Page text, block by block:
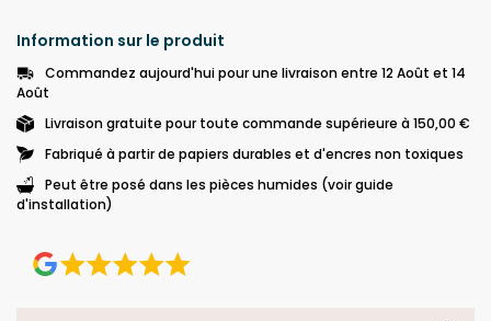
Information sur le produit
Commandez aujourd'hui pour une livraison entre 12 Août et 14
Août
Livraison gratuite pour toute commande supérieure à 150,00 €
Fabriqué à partir de papiers durables et d'encres non toxiques
Peut être posé dans les pièces humides (voir guide
d'installation)